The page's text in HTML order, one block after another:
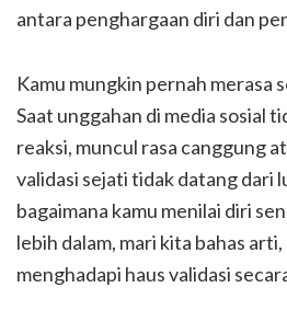
antara penghargaan diri dan
Kamu mungkin pernah merasa
Saat unggahan di media sosial
reaksi, muncul rasa canggung
validasi sejati tidak datang dari
bagaimana kamu menilai diri
lebih dalam, mari kita bahas
menghadapi haus validasi